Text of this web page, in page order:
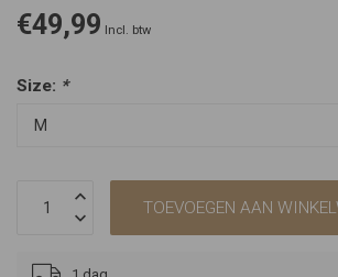
€49,99 Incl. btw
Size: *
TOEVOEGEN AAN